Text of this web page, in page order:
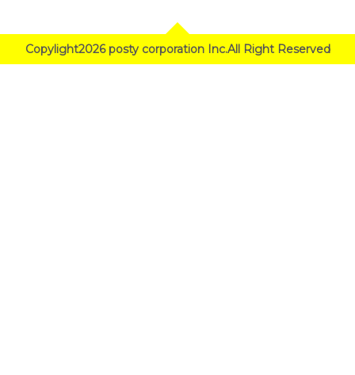
Copylight2026 posty corporation Inc.All Right Reserved